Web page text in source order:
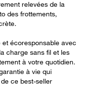
relevées de la
des frottements,
écoresponsable avec
charge sans fil et les
à votre quotidien.
à vie qui
ce best-seller